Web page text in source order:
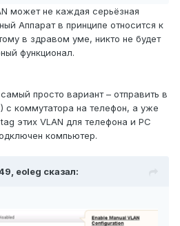
может не каждая серьёзная
Аппарат в принципе относится к
в здравом уме, никто не будет
функционал.
просто вариант – отправить в
с коммутатора на телефон, а уже
этих VLAN для телефона и PC
компьютер.
eoleg сказал: